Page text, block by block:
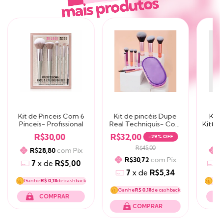
Kit de Pinceis Com 6
Pinceis- Profissional
R$30,00
R$28,80com Pix
7 x de R$5,00
GanheR$ 0,18de cashback
Kit de pincéis Dupe
Real Techniquis- Com
Estojinho
R$32,00 -29% OFF
R$45,00
R$30,72 com Pix
7 x de R$5,34
GanheR$ 0,18de cashback
COMPRAR
Kit
Kitty